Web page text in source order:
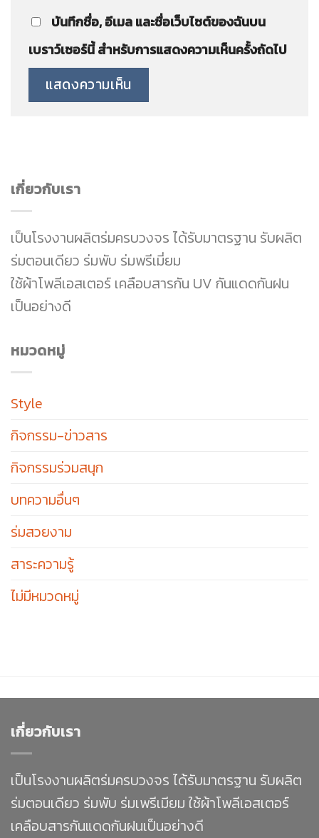
เกี่ยวกับเรา
เป็นโรงงานผลิตร่มครบวงจร ได้รับมาตรฐาน รับผลิต
ร่มตอนเดียว ร่มพับ ร่มพรีเมี่ยม
ใช้ผ้าโพลีเอสเตอร์ เคลือบสารกัน UV กันแดดกันฝน
เป็นอย่างดี
หมวดหมู่
Style
กิจกรรม-ข่าวสาร
กิจกรรมร่วมสนุก
บทความอื่นๆ
ร่มสวยงาม
สาระความรู้
ไม่มีหมวดหมู่
บันทึกชื่อ, อีเมล และชื่อเว็บไซต์ของฉันบน
เบราว์เซอร์นี้ สำหรับการแสดงความเห็นครั้งถัดไป
เกี่ยวกับเรา
เป็นโรงงานผลิตร่มครบวงจร ได้รับมาตรฐาน รับผลิต
ร่มตอนเดียว ร่มพับ ร่มเพรีเมียม ใช้ผ้าโพลีเอสเตอร์
เคลือบสารกันแดดกันฝนเป็นอย่างดี